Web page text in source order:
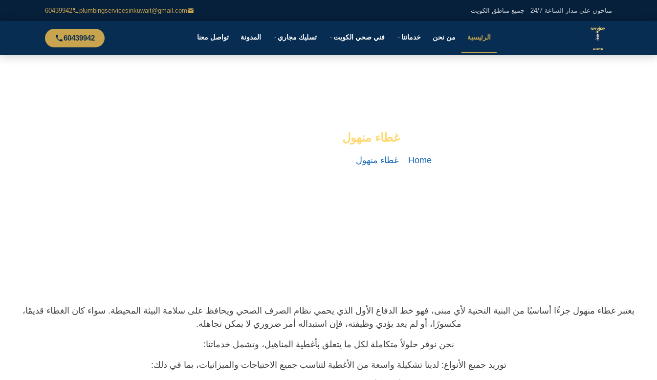
متاحون على مدار الساعة 24/7 - جميع مناطق الكويت plumbingservicesinkuwait@gmail.com
60439942
الرئيسية من نحن خدماتنا فني صحي الكويت تسليك مجاري المدونة تواصل معنا 60439942
غطاء منهول
Home
–غطاء منهول
يعتبر غطاء منهول جزءًا أساسيًا من البنية التحتية لأي مبنى، فهو خط الدفاع الأول الذي يحمي نظام الصرف الصحي ويحافظ على سلامة البيئة المحيطة. سواء كان الغطاء قديمًا،
مكسورًا، أو لم يعد يؤدي وظيفته، فإن استبداله أمر ضروري لا يمكن تجاهله.
نحن نوفر حلولاً متكاملة لكل ما يتعلق بأغطية المناهيل، وتشمل خدماتنا:
توريد جميع الأنواع: لدينا تشكيلة واسعة من الأغطية لتناسب جميع الاحتياجات والميزانيات، بما في ذلك: